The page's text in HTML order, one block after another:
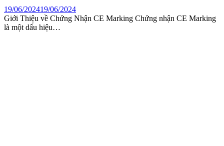
19/06/202419/06/2024
Giới Thiệu về Chứng Nhận CE Marking Chứng nhận CE Marking
là một dấu hiệu…